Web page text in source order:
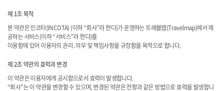
제 1조 목적
본 약관은 인코타(INCOTA) (이하 “회사”라 한다)가 운영하는 트래블맵(Travelmap)에서 제
공하는 서비스(이하 “서비스”라 한다)를
이용함에 있어 이용자의 권리․의무 및 책임사항을 규정함을 목적으로 합니다.
제 2조 약관의 효력과 변경
이 약관은 이용자에게 공시함으로서 효력이 발생합니다.
“회사”는 이 약관을 변경할 수 있으며, 변경된 약관은 전항과 같은 방법으로 효력을 발생합니